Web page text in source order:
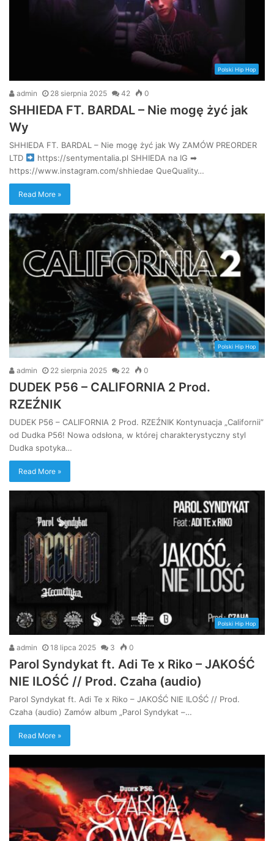
Polski Hip Hop
admin 28 sierpnia 2025 42 0
SHHIEDA FT. BARDAL – Nie mogę żyć jak
Wy
SHHIEDA FT. BARDAL – Nie mogę żyć jak Wy ZAMÓW PREORDER
LTD
https://sentymentalia.pl SHHIEDA na IG ➡
https://www.instagram.com/shhiedae QueQuality…
Read More »
Polski Hip Hop
admin 22 sierpnia 2025 22 0
DUDEK P56 – CALIFORNIA 2 Prod.
RZEŹNIK
DUDEK P56 – CALIFORNIA 2 Prod. RZEŹNIK Kontynuacja „Californii”
od Dudka P56! Nowa odsłona, w której charakterystyczny styl
Dudka spotyka…
Read More »
Polski Hip Hop
admin 18 lipca 2025 3 0
Parol Syndykat ft. Adi Te x Riko – JAKOŚĆ
NIE ILOŚĆ // Prod. Czaha (audio)
Parol Syndykat ft. Adi Te x Riko – JAKOŚĆ NIE ILOŚĆ // Prod.
Czaha (audio) Zamów album „Parol Syndykat –…
Read More »